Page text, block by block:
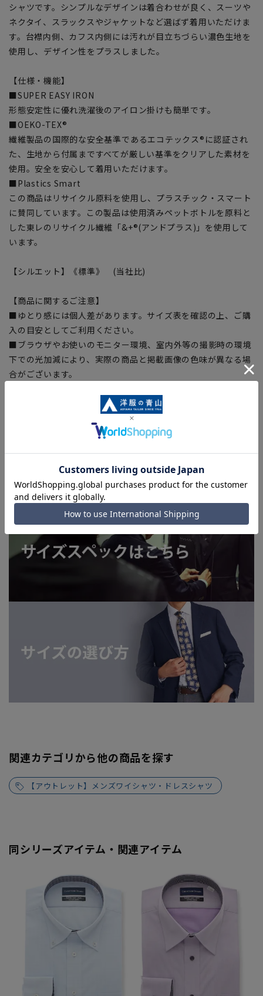
シャツです。シンプルなデザインは着合わせが良く、スーツや
ネクタイ、スラックスやジャケットなど選ばず着用いただけま
す。台襟内側、カフス内側には汚れが目立ちづらい濃色生地を
使用し、デザイン性をプラスしました。
【仕様・機能】
■SUPER EASY IRON
形態安定性に優れ洗濯後のアイロン掛けも簡単です。
■OEKO-TEX®
繊維製品の国際的な安全基準であるエコテックス®に認証され
た、生地から付属まですべてが厳しい基準をクリアした素材を
使用。安全を安心して着用いただけます。
■Plastics Smart
この商品はリサイクル原料を使用し、プラスチック・スマート
に賛同しています。この製品は使用済みペットボトルを原料と
した東レのリサイクル繊維「&+®(アンドプラス)」を使用して
います。
【シルエット】《標準》 (当社比)
【商品に関するご注意】
■ゆとり感には個人差があります。サイズ表を確認の上、ご購
入の目安としてご利用ください。
■ブラウザやお使いのモニター環境、室内外等の撮影時の環境
下での光加減により、実際の商品と掲載画像の色味が異なる場
合がございます。
干の誤差が生じる場合がございます。予めご了承ください。
■店舗や各モールサイトと商品在庫を共有しております関係
上、ご注文いただいたタイミングにより欠品が発生し、ご注文
てはお急ぎ発送サービスを選択できない場合がございます。)
関連カテゴリから他の商品を探す
【アウトレット】メンズワイシャツ・ドレスシャツ
同シリーズアイテム・関連アイテム